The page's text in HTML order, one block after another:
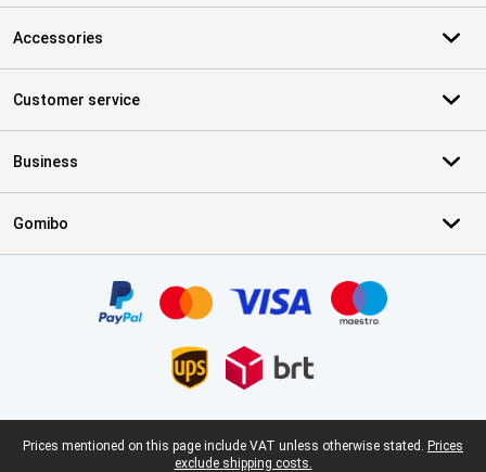
Accessories
Customer service
Business
Gomibo
Legal footer
Prices mentioned on this page include VAT unless otherwise stated. Prices
exclude shipping costs.